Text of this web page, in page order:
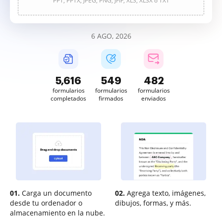
6 AGO, 2026
5,616
formularios
completados
549
formularios
firmados
482
formularios
enviados
01. Carga un documento
desde tu ordenador o
almacenamiento en la nube.
02. Agrega texto, imágenes,
dibujos, formas, y más.